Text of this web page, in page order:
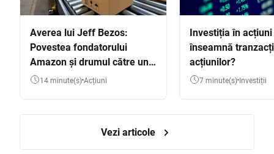
Averea lui Jeff Bezos:
Povestea fondatorului
Amazon și drumul către una
dintre cele mai mari averi
14 minute(s) Acțiuni
Investiția în
înseamnă
acțiunilor?
7 minute(s) Investiții
Vezi articole